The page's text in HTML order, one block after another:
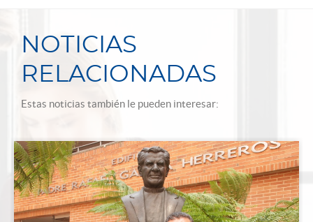
NOTICIAS
RELACIONADAS
Estas noticias también le pueden interesar: